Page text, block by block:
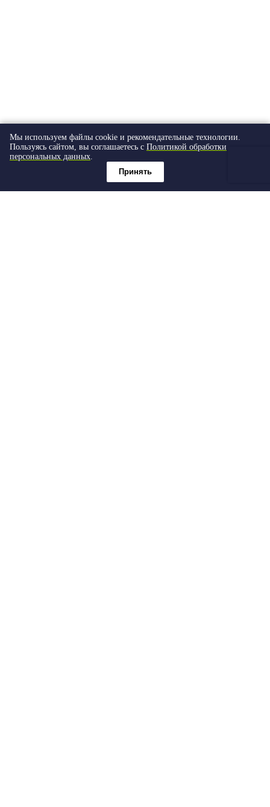
Мы используем файлы cookie и рекомендательные технологии.
Пользуясь сайтом, вы соглашаетесь с Политикой обработки
персональных данных.
Принять